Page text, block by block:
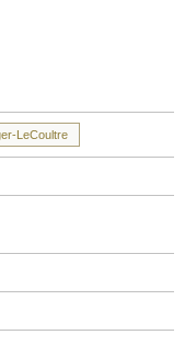
LeCoultre